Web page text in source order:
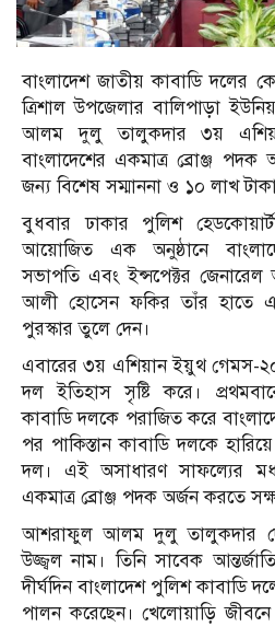
বাংলাদেশ জাতীয় কাবাডি দলের
ত্রিশাল উপজেলার বালিপাড়া
আলম দুলু তালুকদার ৩য়
বাংলাদেশের একমাত্র ব্রোঞ্জ
জন্য বিশেষ সম্মাননা ও ১০ লাখ
বুধবার ঢাকার পুলিশ
আয়োজিত এক অনুষ্ঠানে
সভাপতি এবং ইন্সপেক্টর
আলী হোসেন ফকির তাঁর হাতে
পুরস্কার তুলে দেন।
এবারের ৩য় এশিয়ান ইয়ুথ গেমস-
দল ইতিহাস সৃষ্টি করে।
কাবাডি দলকে পরাজিত করে
পর পাকিস্তান কাবাডি দলকে
দল। এই অসাধারণ সাফল্যের
একমাত্র ব্রোঞ্জ পদক অর্জন করতে
আশরাফুল আলম দুলু তালুকদার
উজ্জ্বল নাম। তিনি সাবেক
দীর্ঘদিন বাংলাদেশ পুলিশ কাবাডি
পালন করেছেন। খেলোয়াড়ি